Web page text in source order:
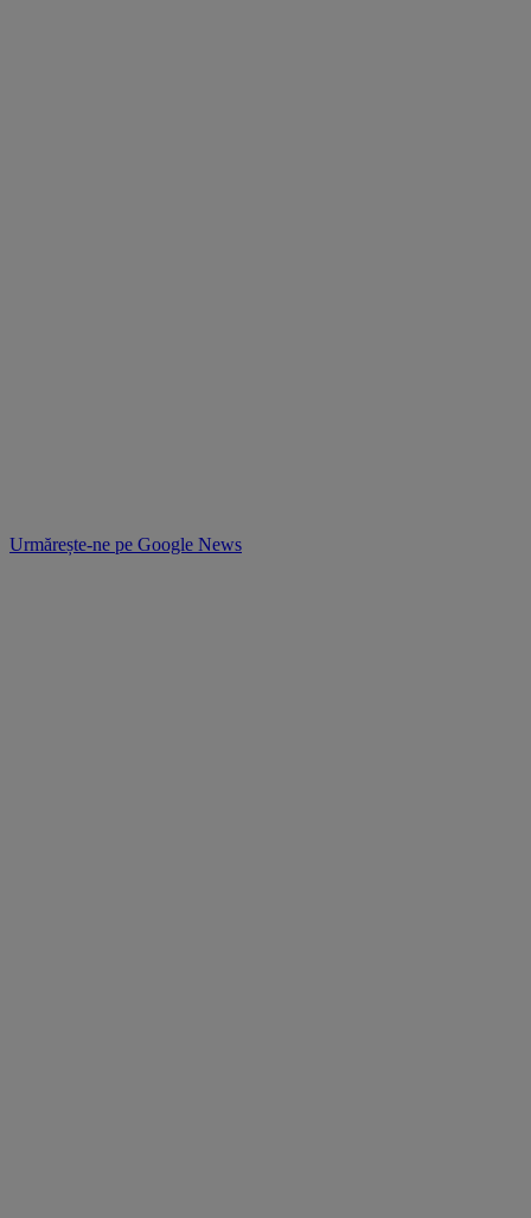
Urmărește-ne pe Google News